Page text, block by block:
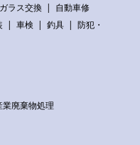
ラス交換
自動車修
車検 釣具
防犯・
業廃棄物処理